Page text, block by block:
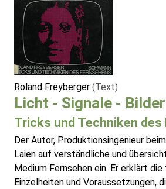
Roland Freyberger (Text)
Licht - Signale - Bilder
Tricks und Techniken des
Der Autor, Produktionsingenieur
Laien auf verständliche und
Medium Fernsehen ein. Er erklärt
Einzelheiten und Voraussetzungen,